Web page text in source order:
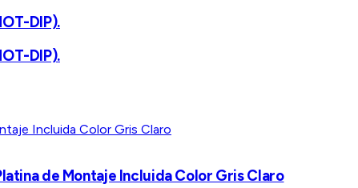
DIP).
DIP).
de Montaje Incluida Color Gris Claro